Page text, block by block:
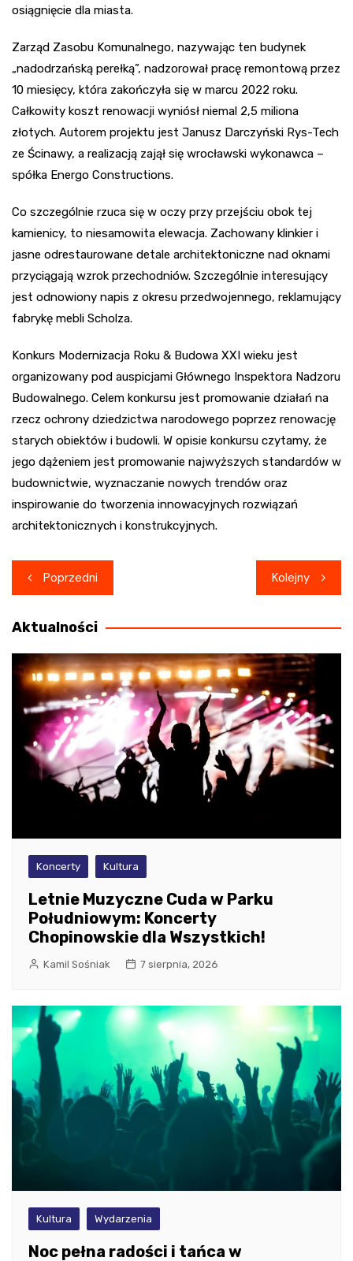
osiągnięcie dla miasta.
Zarząd Zasobu Komunalnego, nazywając ten budynek
„nadodrzańską perełką”, nadzorował pracę remontową przez
10 miesięcy, która zakończyła się w marcu 2022 roku.
Całkowity koszt renowacji wyniósł niemal 2,5 miliona
złotych. Autorem projektu jest Janusz Darczyński Rys-Tech
ze Ścinawy, a realizacją zajął się wrocławski wykonawca –
spółka Energo Constructions.
Co szczególnie rzuca się w oczy przy przejściu obok tej
kamienicy, to niesamowita elewacja. Zachowany klinkier i
jasne odrestaurowane detale architektoniczne nad oknami
przyciągają wzrok przechodniów. Szczególnie interesujący
jest odnowiony napis z okresu przedwojennego, reklamujący
fabrykę mebli Scholza.
Konkurs Modernizacja Roku & Budowa XXI wieku jest
organizowany pod auspicjami Głównego Inspektora Nadzoru
Budowalnego. Celem konkursu jest promowanie działań na
rzecz ochrony dziedzictwa narodowego poprzez renowację
starych obiektów i budowli. W opisie konkursu czytamy, że
jego dążeniem jest promowanie najwyższych standardów w
budownictwie, wyznaczanie nowych trendów oraz
inspirowanie do tworzenia innowacyjnych rozwiązań
architektonicznych i konstrukcyjnych.
Nawigacja
wpisu
Poprzedni Kolejny
Aktualności
Koncerty Kultura
Letnie Muzyczne Cuda w Parku
Południowym: Koncerty
Chopinowskie dla Wszystkich!
Kamil Sośniak 7 sierpnia, 2026
Kultura Wydarzenia
Noc pełna radości i tańca w